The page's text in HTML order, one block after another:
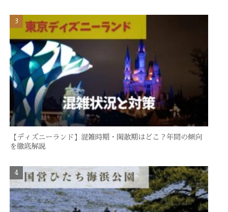
【ディズニーランド】混雑時期・閑散期はどこ？年間の傾向
を徹底解説